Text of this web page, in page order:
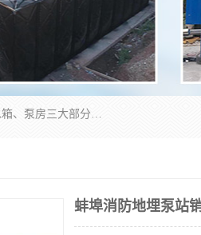
抗浮式地埋箱泵一体化增压给水设备，简称智能型泵站。它由由水泵机组、消防水箱、泵房三大部分组成，其抗浮效果好，因为设计时通过将底板与箱体联在一起，箱体重量抵消了地下水浮力。系统维护好，内部拉筋、泵站、管道，喷淋等各部运行正堂，无一损坏；结构更牢固。
蚌埠消防地埋泵站